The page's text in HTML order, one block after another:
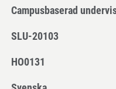
Campusbaserad
SLU-20103
HO0131